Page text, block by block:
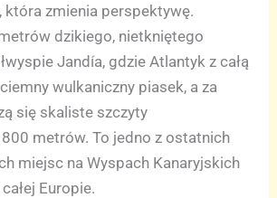
która zmienia perspektywę.
dzikiego, nietkniętego
Jandía, gdzie Atlantyk z całą
wulkaniczny piasek, a za
się skaliste szczyty
metrów. To jedno z ostatnich
miejsc na Wyspach Kanaryjskich
Europie.